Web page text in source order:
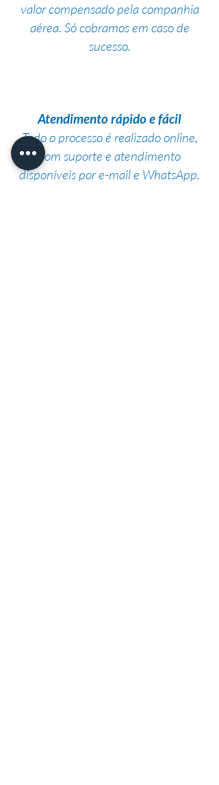
valor compensado pela companhia
aérea. Só cobramos em caso de
sucesso.
Atendimento rápido e fácil
Todo o processo é realizado online,
com suporte e atendimento
disponíveis por e-mail e WhatsApp.